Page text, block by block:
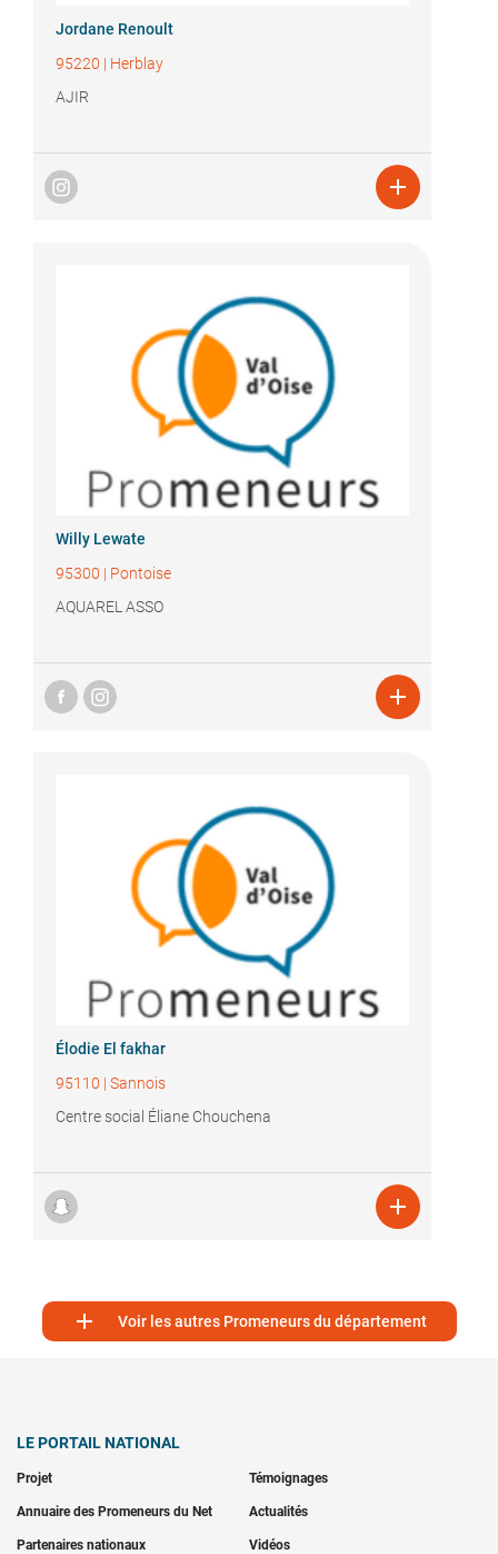
Jordane Renoult
95220 | Herblay
AJIR

Willy Lewate
95300 | Pontoise
AQUAREL ASSO

Élodie El fakhar
95110 | Sannois
Centre social Éliane Chouchena

 Voir les autres Promeneurs du département
LE PORTAIL NATIONAL
Projet Témoignages
Annuaire des Promeneurs du Net Actualités
Partenaires nationaux Vidéos